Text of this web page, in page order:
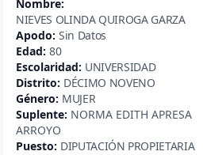
Nombre:
NIEVES OLINDA QUIROGA GARZA
Apodo: Sin Datos
Edad: 80
Escolaridad: UNIVERSIDAD
Distrito: DÉCIMO NOVENO
Género: MUJER
Suplente: NORMA EDITH APRESA
ARROYO
Puesto: DIPUTACIÓN PROPIETARIA